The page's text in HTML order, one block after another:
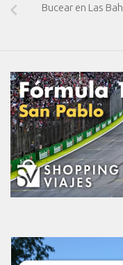
Bucear en Las